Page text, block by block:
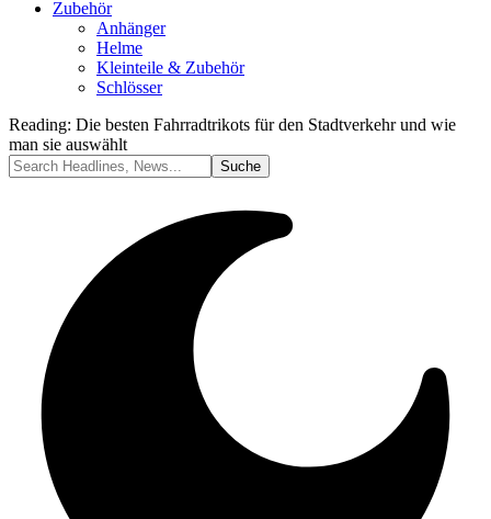
Zubehör
Anhänger
Helme
Kleinteile & Zubehör
Schlösser
Reading: Die besten Fahrradtrikots für den Stadtverkehr und wie
man sie auswählt